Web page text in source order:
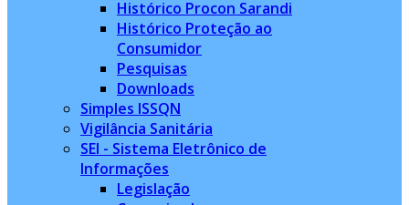
Histórico Procon Sarandi
Histórico Proteção ao
Consumidor
Pesquisas
Downloads
Simples ISSQN
Vigilância Sanitária
SEI - Sistema Eletrônico de
Informações
Legislação